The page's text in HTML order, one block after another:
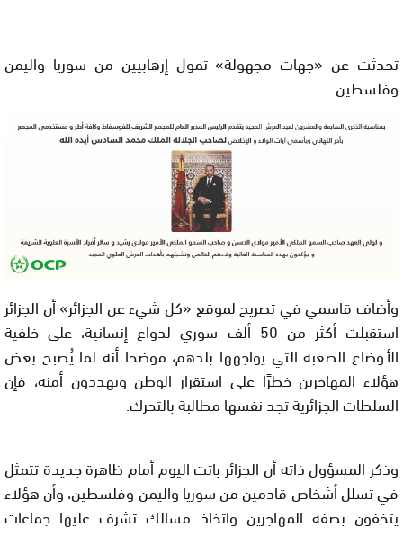
تحدثت عن «جهات مجهولة» تمول إرهابيين من سوريا واليمن
وفلسطين
وأضاف قاسمي في تصريح لموقع «كل شيء عن الجزائر» أن الجزائر
استقبلت أكثر من 50 ألف سوري لدواع إنسانية، على خلفية
الأوضاع الصعبة التي يواجهها بلدهم، موضحا أنه لما يُصبح بعض
هؤلاء المهاجرين خطرًا على استقرار الوطن ويهددون أمنه، فإن
السلطات الجزائرية تجد نفسها مطالبة بالتحرك.
وذكر المسؤول ذاته أن الجزائر باتت اليوم أمام ظاهرة جديدة تتمثل
في تسلل أشخاص قادمين من سوريا واليمن وفلسطين، وأن هؤلاء
يتخفون بصفة المهاجرين واتخاذ مسالك تشرف عليها جماعات